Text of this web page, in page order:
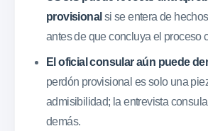
provisional si se entera de
antes de que concluya el proceso
El oficial consular aún puede
perdón provisional es solo una
admisibilidad; la entrevista
demás.